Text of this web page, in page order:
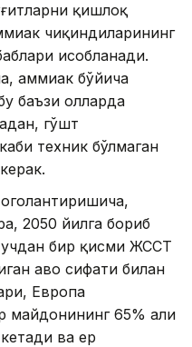
қишлоқ
чиқиндиларининг
ҳисобланади.
аммиак бўйича
баъзи ҳолларда
гўшт
техник бўлмаган
2050 йилга бориб
учдан бир қисми ЖССТ
ҳаво сифати билан
Европа
майдонининг 65% ҳали
ва ер